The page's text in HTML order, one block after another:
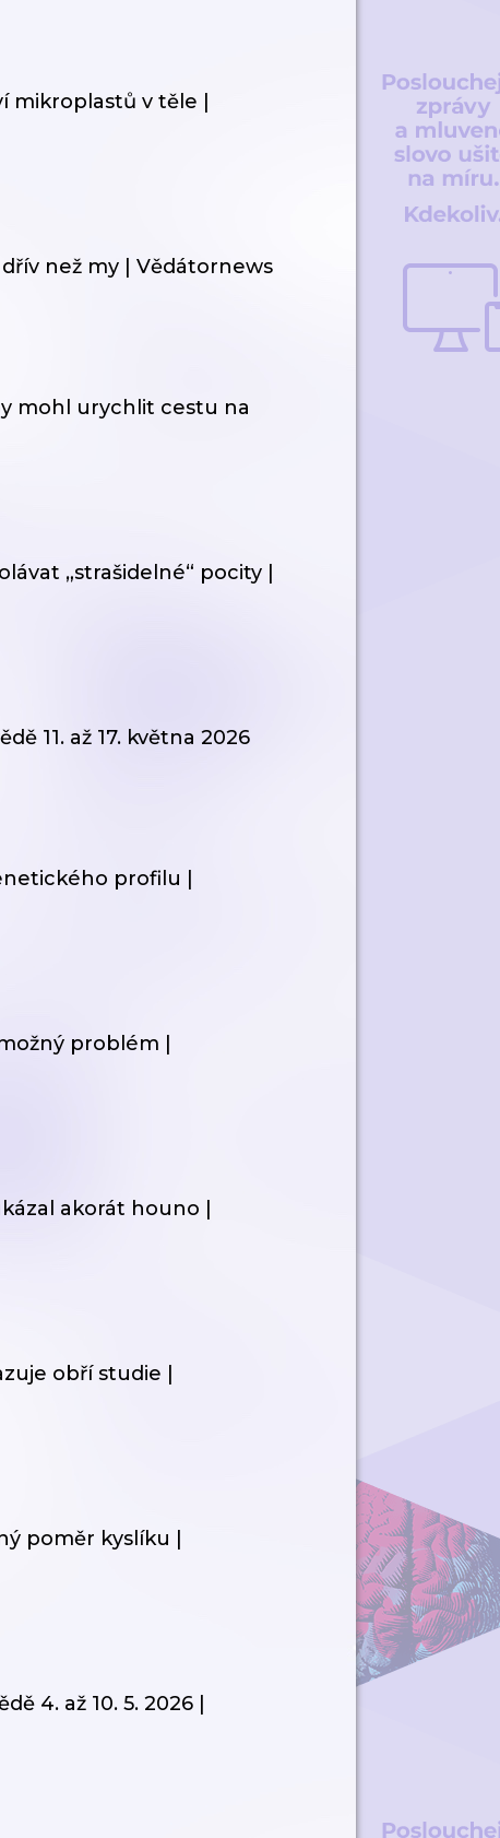
mikroplastů v těle |
než my | Vědátornews
mohl urychlit cestu na
„strašidelné“ pocity |
11. až 17. května 2026
profilu |
problém |
akorát houno |
obří studie |
poměr kyslíku |
4. až 10. 5. 2026 |